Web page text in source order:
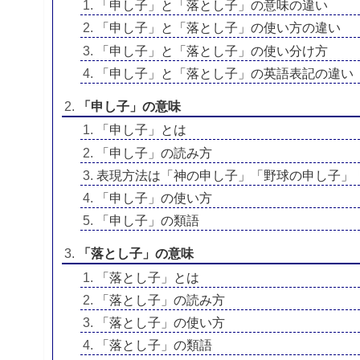
「申し子」と「落とし子」の意味の違い
「申し子」と「落とし子」の使い方の違い
「申し子」と「落とし子」の使い分け方
「申し子」と「落とし子」の英語表記の違い
「申し子」の意味
「申し子」とは
「申し子」の読み方
表現方法は「神の申し子」「野球の申し子」
「申し子」の使い方
「申し子」の類語
「落とし子」の意味
「落とし子」とは
「落とし子」の読み方
「落とし子」の使い方
「落とし子」の類語